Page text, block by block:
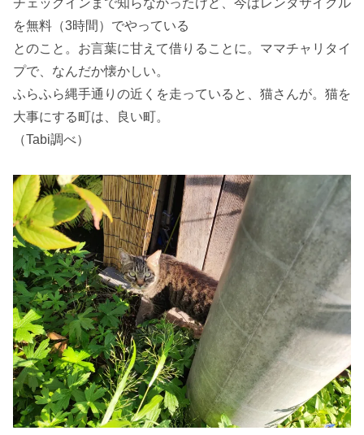
チェックインまで知らなかったけど、今はレンタサイクル
を無料（3時間）でやっている
とのこと。お言葉に甘えて借りることに。ママチャリタイ
プで、なんだか懐かしい。
ふらふら縄手通りの近くを走っていると、猫さんが。猫を
大事にする町は、良い町。
（Tabi調べ）